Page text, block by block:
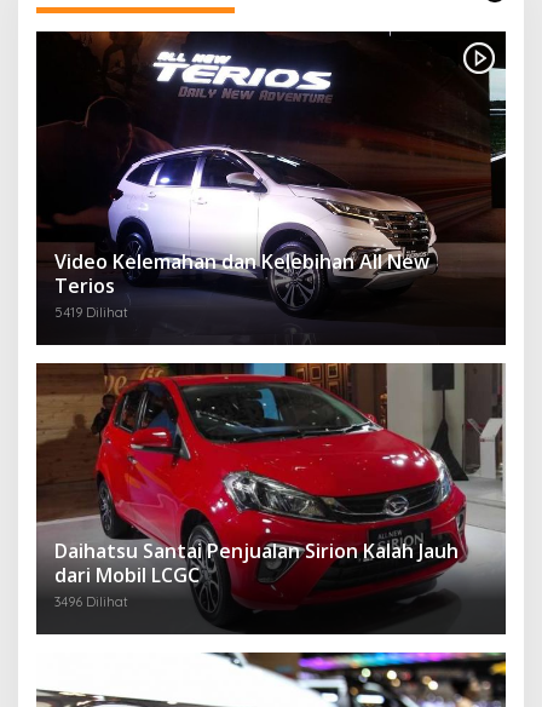
Video Kelemahan dan Kelebihan All New
Terios
5419 Dilihat
Daihatsu Santai Penjualan Sirion Kalah Jauh
dari Mobil LCGC
3496 Dilihat